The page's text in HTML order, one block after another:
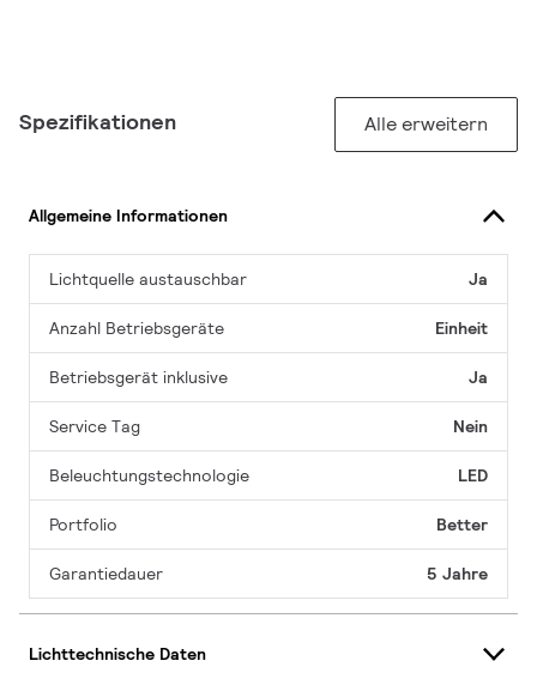
Spezifikationen Alle erweitern
Allgemeine Informationen
Lichtquelle austauschbar Ja
Anzahl Betriebsgeräte Einheit
Betriebsgerät inklusive Ja
Service Tag Nein
Beleuchtungstechnologie LED
Portfolio Better
Garantiedauer 5 Jahre
Lichttechnische Daten